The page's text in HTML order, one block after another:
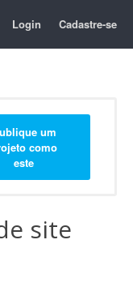
Login Cadastre-se
um
como
este
site